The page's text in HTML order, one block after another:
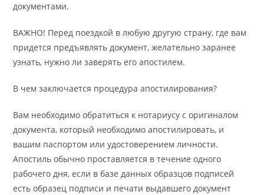
документами.
ВАЖНО! Перед поездкой в любую другую страну, где вам
придется предъявлять документ, желательно заранее
узнать, нужно ли заверять его апостилем.
В чем заключается процедура апостилирования?
Вам необходимо обратиться к нотариусу с оригиналом
документа, который необходимо апостилировать, и
вашим паспортом или удостоверением личности.
Апостиль обычно проставляется в течение одного
рабочего дня, если в базе данных образцов подписей
есть образец подписи и печати выдавшего документ